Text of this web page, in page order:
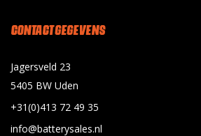
CONTACT GEGEVENS
Jagersveld 23
5405 BW Uden
+31(0)413 72 49 35
info@batterysales.nl